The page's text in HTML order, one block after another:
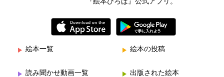
『絵本ひろば』公式アプリ。
絵本一覧 絵本の投稿
読み聞かせ動画一覧 出版された絵本